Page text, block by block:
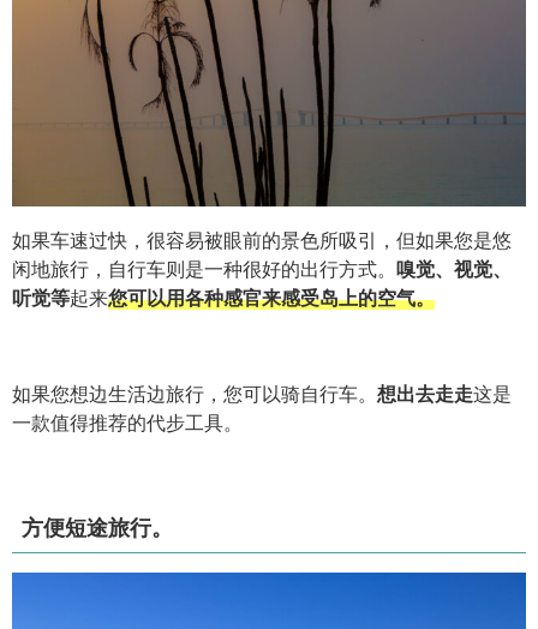
如果车速过快，很容易被眼前的景色所吸引，但如果您是悠
闲地旅行，自行车则是一种很好的出行方式。 嗅觉、视觉、
听觉等起来您可以用各种感官来感受岛上的空气。
如果您想边生活边旅行，您可以骑自行车。 想出去走走这是
一款值得推荐的代步工具。
方便短途旅行。